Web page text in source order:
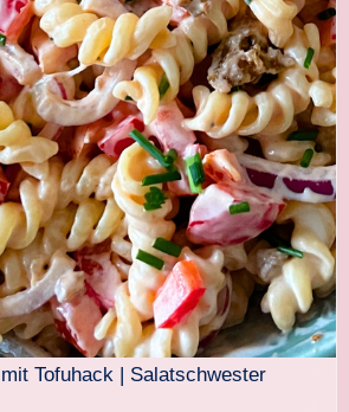
Tofuhack | Salatschwester